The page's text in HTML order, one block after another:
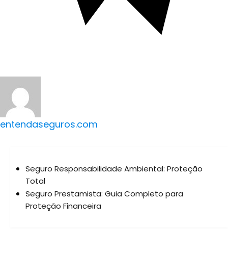
entendaseguros.com
Seguro Responsabilidade Ambiental: Proteção
Total
Seguro Prestamista: Guia Completo para
Proteção Financeira